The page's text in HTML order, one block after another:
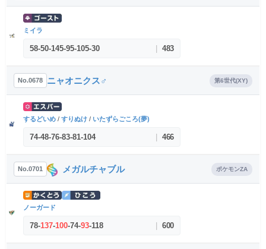
ミイラ
58-50-145-95-105-30 483
No.0678 ニャオニクス♂ 第6世代(XY)
するどいめ / すりぬけ / いたずらごころ(夢)
74-48-76-83-81-104 466
No.0701 メガルチャブル ポケモンZA
ノーガード
78-137-100-74-93-118 600